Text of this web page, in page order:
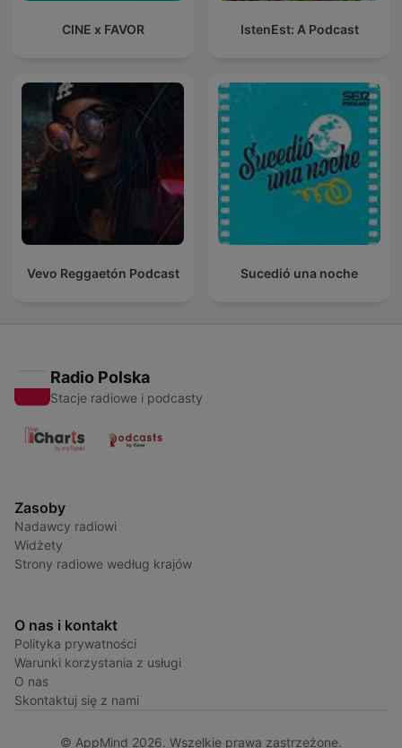
CINE x FAVOR IstenEst: A Podcast
Vevo Reggaetón Podcast Sucedió una noche
Radio Polska
Stacje radiowe i podcasty
Zasoby
Nadawcy radiowi
Widżety
Strony radiowe według krajów
O nas i kontakt
Polityka prywatności
Warunki korzystania z usługi
O nas
Skontaktuj się z nami
© AppMind 2026. Wszelkie prawa zastrzeżone.